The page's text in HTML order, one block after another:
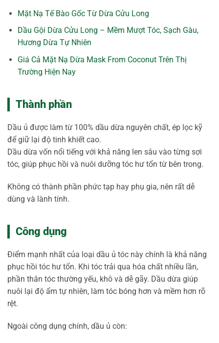
Mặt Nạ Tế Bào Gốc Từ Dừa Cửu Long
Dầu Gội Dừa Cửu Long – Mềm Mượt Tóc, Sạch Gàu,
Hương Dừa Tự Nhiên
Giá Cả Mặt Nạ Dừa Mask From Coconut Trên Thị
Trường Hiện Nay
Thành phần
Dầu ủ được làm từ 100% dầu dừa nguyên chất, ép lọc kỹ
để giữ lại độ tinh khiết cao.
Dầu dừa vốn nổi tiếng với khả năng len sâu vào từng sợi
tóc, giúp phục hồi và nuôi dưỡng tóc hư tổn từ bên trong.
Không có thành phần phức tạp hay phụ gia, nên rất dễ
dùng và lành tính.
Công dụng
Điểm mạnh nhất của loại dầu ủ tóc này chính là khả năng
phục hồi tóc hư tổn. Khi tóc trải qua hóa chất nhiều lần,
phần thân tóc thường yếu, khô và dễ gãy. Dầu dừa giúp
nuôi lại độ ẩm tự nhiên, làm tóc bóng hơn và mềm hơn rõ
rệt.
Ngoài công dụng chính, dầu ủ còn: